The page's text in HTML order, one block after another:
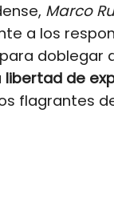
Marco
a los
doblegar
libertad de
flagrantes